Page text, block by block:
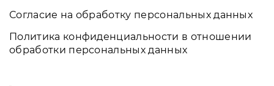
Согласие на обработку персональных данных
Политика конфиденциальности в отношении
обработки персональных данных